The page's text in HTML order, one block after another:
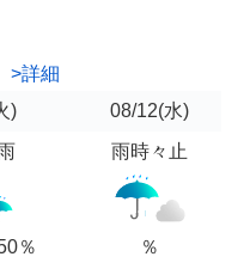
>詳細
) 08/12(水)
％
雨時々止
％